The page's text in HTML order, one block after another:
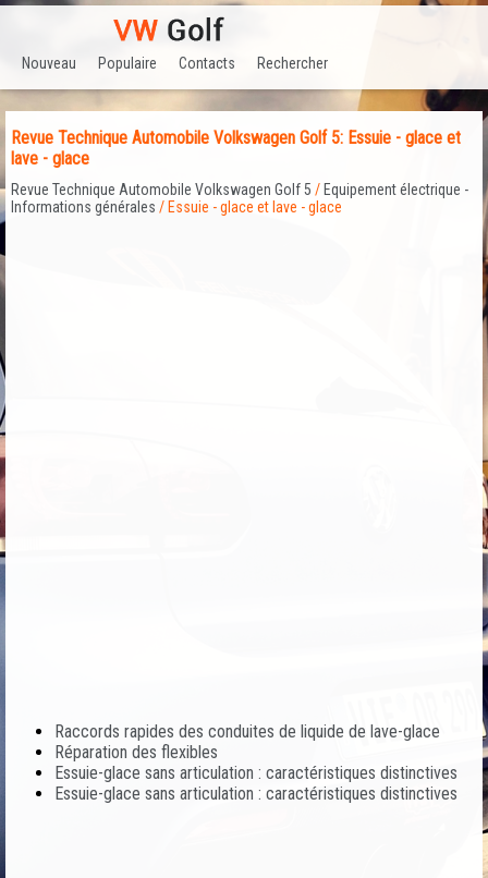
Nouveau Populaire Contacts Rechercher
Revue Technique Automobile Volkswagen Golf 5: Essuie - glace et
lave - glace
Revue Technique Automobile Volkswagen Golf 5 / Equipement électrique -
Informations générales / Essuie - glace et lave - glace
Raccords rapides des conduites de liquide de lave-glace
Réparation des flexibles
Essuie-glace sans articulation : caractéristiques distinctives
Essuie-glace sans articulation : caractéristiques distinctives